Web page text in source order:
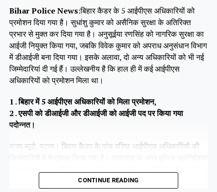
Bihar Police News:बिहार कैडर के 5 आईपीएस अधिकारियों को
प्रमोशन दिया गया है। सुधांशु कुमार को असैनिक सुरक्षा के अतिरिक्त
प्रभार से मुक्त कर दिया गया है। अनुसूईया रणसिंह को नागरिक सुरक्षा का
आईजी नियुक्त किया गया, जबकि विवेक कुमार को अपराध अनुसंधान विभाग
में डीआईजी बना दिया गया। इसके अलावा, दो अन्य अधिकारियों को भी नई
जिम्मेदारियां दी गई हैं। उल्लेखनीय है कि हाल ही में कई आईपीएस
अधिकारियों को प्रमोशन मिला था।
1 . बिहार में 5 आईपीएस अधिकारियों को मिला प्रमोशन,
2 . एसपी को डीआईजी और डीआईजी को आईजी पद पर किया गया
पदोन्नत।
राज्य ब्यूरो, पटना। बिहार कैडर के पांच वरिष्ठ आईपीएस अधिकारियों की
CONTINUE READING